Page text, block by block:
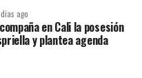
ago
en Cali la posesión
y plantea agenda